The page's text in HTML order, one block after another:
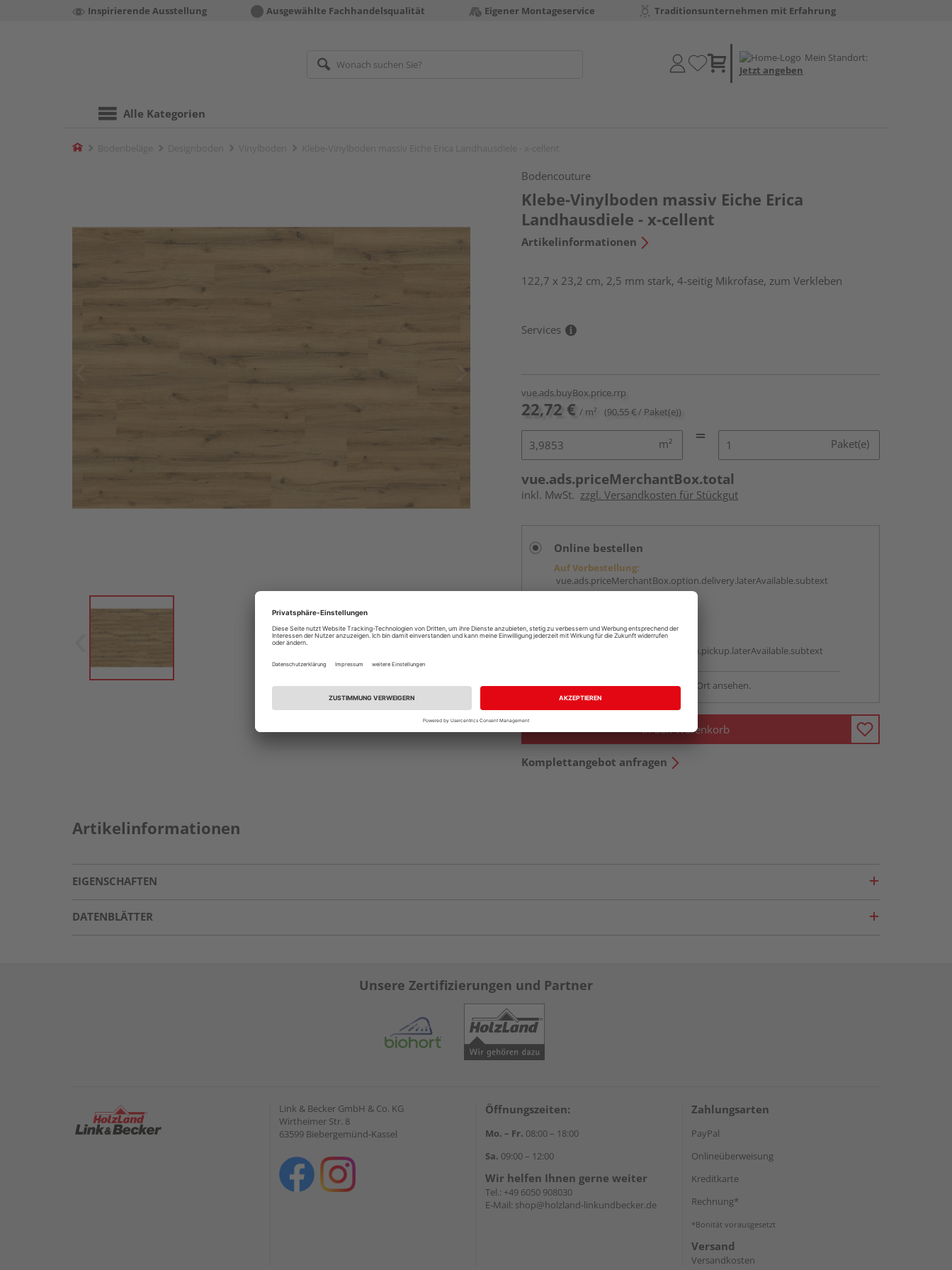
Inspirierende Ausstellung Ausgewählte Fachhandelsqualität Eigener Montageservice Traditionsunternehmen mit Erfahrung
Mein Standort:
Jetzt angeben
Alle Kategorien
Home
Bodencouture
Klebe-Vinylboden massiv Eiche Erica
Landhausdiele - x-cellent
Artikelinformationen
122,7 x 23,2 cm, 2,5 mm stark, 4-seitig Mikrofase, zum Verkleben
Services
vue.ads.buyBox.price.rrp
22,72 € / m² (90,55 € / Paket(e))
m² Paket(e)
vue.ads.priceMerchantBox.total
inkl. MwSt. zzgl. Versandkosten für Stückgut
Online bestellen
Auf Vorbestellung:
vue.ads.priceMerchantBox.option.delivery.laterAvailable.subtext
Auf Vorbestellung:
vue.ads.priceMerchantBox.option.pickup.laterAvailable.subtext
Verfügbar in der Ausstellung - vor Ort ansehen.
In den Warenkorb
Komplettangebot anfragen
Artikelinformationen
EIGENSCHAFTEN
DATENBLÄTTER
Unsere Zertifizierungen und Partner
Link & Becker GmbH & Co. KG
Wirtheimer Str. 8
63599 Biebergemünd-Kassel
Öffnungszeiten:
Mo. – Fr. 08:00 – 18:00
Sa. 09:00 – 12:00
Wir helfen Ihnen gerne weiter
Tel.: +49 6050 908030
E-Mail: shop@holzland-linkundbecker.de
Zahlungsarten
PayPal
Onlineüberweisung
Kreditkarte
Rechnung*
*Bonität vorausgesetzt
Versand
Versandkosten